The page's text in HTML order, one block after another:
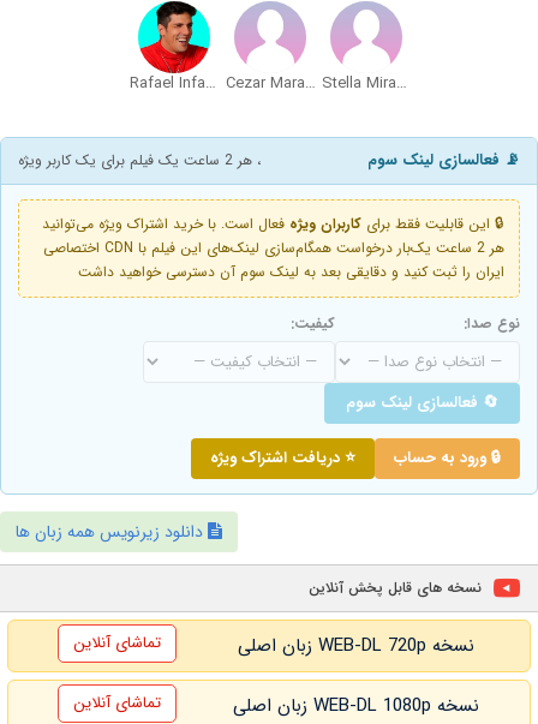
Stella Miranda
Cezar Maracujá
Rafael Infante
📡 فعالسازی لینک سوم ، هر 2 ساعت یک فیلم برای یک کاربر ویژه
🔒 این قابلیت فقط برای کاربران ویژه فعال است. با خرید اشتراک ویژه می‌توانید
هر 2 ساعت یک‌بار درخواست همگام‌سازی لینک‌های این فیلم با CDN اختصاصی
ایران را ثبت کنید و دقایقی بعد به لینک سوم آن دسترسی خواهید داشت
نوع صدا: کیفیت:
🔄 فعالسازی لینک سوم
🔒 ورود به حساب ⭐ دریافت اشتراک ویژه
دانلود زیرنویس همه زبان ها
نسخه های قابل پخش آنلاین
نسخه WEB-DL 720p زبان اصلی تماشای آنلاین
نسخه WEB-DL 1080p زبان اصلی تماشای آنلاین